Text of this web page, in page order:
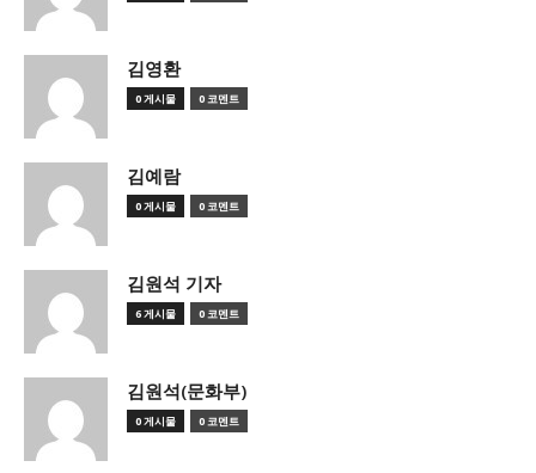
김영환
0 게시물 0 코멘트
김예람
0 게시물 0 코멘트
김원석 기자
6 게시물 0 코멘트
김원석(문화부)
0 게시물 0 코멘트